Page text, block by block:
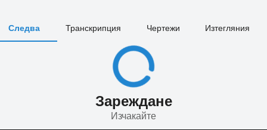
Следва Транскрипция Чертежи Изтегляния
Зареждане
Изчакайте